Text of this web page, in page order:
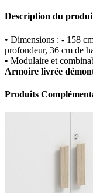
Description du
• Dimensions : - 158
profondeur, 36 cm de
• Modulaire et
Armoire livrée
Produits